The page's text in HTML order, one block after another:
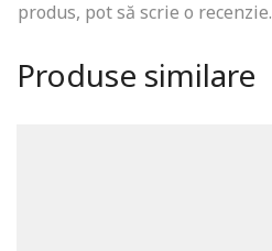
produs, pot să scrie o recenzie.
Produse similare